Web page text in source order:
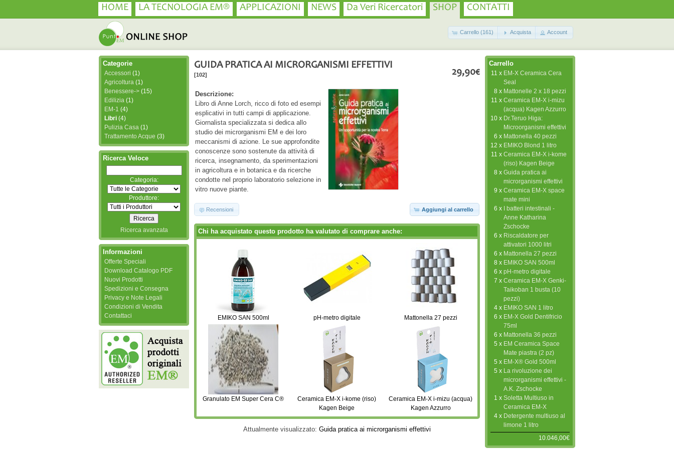
HOME LA TECNOLOGIA EM® APPLICAZIONI NEWS Da Veri Ricercatori SHOP CONTATTI
Carrello (161) Acquista Account
29,90€
GUIDA PRATICA AI MICRORGANISMI EFFETTIVI
[102]
Descrizione:
Libro di Anne Lorch, ricco di foto ed esempi
esplicativi in tutti campi di applicazione.
Giornalista specializzata si dedica allo
studio dei microrganismi EM e dei loro
meccanismi di azione. Le sue approfondite
conoscenze sono sostenute da attività di
ricerca, insegnamento, da sperimentazioni
in agricoltura e in botanica e da ricerche
condotte nel proprio laboratorio selezione in
vitro nuove piante.
Aggiungi al carrello
Recensioni
Chi ha acquistato questo prodotto ha valutato di comprare anche:
EMIKO SAN 500ml pH-metro digitale Mattonella 27 pezzi
Granulato EM Super Cera C®
Ceramica EM-X i-kome (riso)
Kagen Beige
Ceramica EM-X i-mizu (acqua)
Kagen Azzurro
Attualmente visualizzato: Guida pratica ai microrganismi effettivi
Categorie
Accessori (1)
Agricoltura (1)
Benessere-> (15)
Edilizia (1)
EM-1 (4)
Libri (4)
Pulizia Casa (1)
Trattamento Acque (3)
Ricerca Veloce
Categoria:
Produttore:
Ricerca avanzata
Informazioni
Offerte Speciali
Download Catalogo PDF
Nuovi Prodotti
Spedizioni e Consegna
Privacy e Note Legali
Condizioni di Vendita
Contattaci
Carrello
11 x EM-X Ceramica Cera
Seal
8 x Mattonelle 2 x 18 pezzi
11 x Ceramica EM-X i-mizu
(acqua) Kagen Azzurro
10 x Dr.Teruo Higa:
Microorganismi effettivi
6 x Mattonella 40 pezzi
12 x EMIKO Blond 1 litro
11 x Ceramica EM-X i-kome
(riso) Kagen Beige
8 x Guida pratica ai
microrganismi effettivi
9 x Ceramica EM-X space
mate mini
6 x
I batteri intestinali -
Anne Katharina
Zschocke
6 x Riscaldatore per
attivatori 1000 litri
6 x Mattonella 27 pezzi
8 x EMIKO SAN 500ml
6 x pH-metro digitale
7 x Ceramica EM-X Genki-
Taikoban 1 busta (10
pezzi)
4 x EMIKO SAN 1 litro
6 x EM-X Gold Dentifricio
75ml
6 x Mattonella 36 pezzi
5 x EM Ceramica Space
Mate piastra (2 pz)
5 x EM-X® Gold 500ml
5 x La rivoluzione dei
microrganismi effettivi -
A.K. Zschocke
1 x Soletta Multiuso in
Ceramica EM-X
4 x Detergente multiuso al
limone 1 litro
10.046,00€